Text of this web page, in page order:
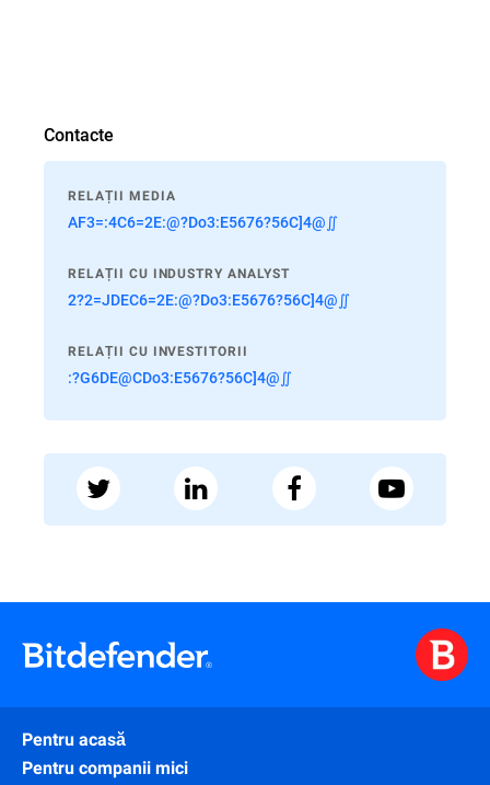
Contacte
RELAȚII MEDIA
AF3=:4C6=2E:@?Do3:E5676?56C]4@∬
RELAȚII CU INDUSTRY ANALYST
2?2=JDEC6=2E:@?Do3:E5676?56C]4@∬
RELAȚII CU INVESTITORII
:?G6DE@CDo3:E5676?56C]4@∬
Pentru acasă
Pentru companii mici